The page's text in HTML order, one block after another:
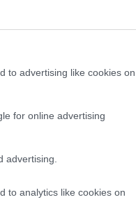
to advertising like cookies on
for online advertising
advertising.
to analytics like cookies on